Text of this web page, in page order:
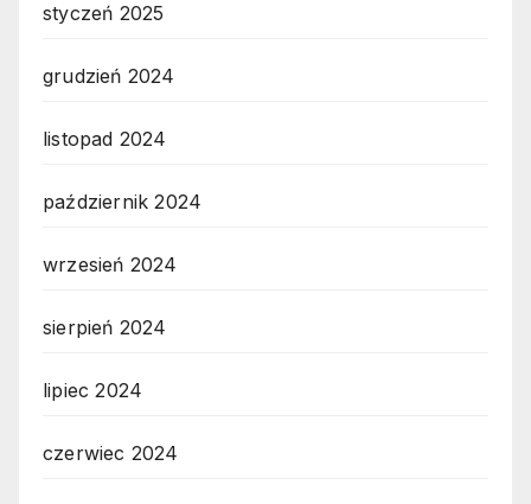
styczeń 2025
grudzień 2024
listopad 2024
październik 2024
wrzesień 2024
sierpień 2024
lipiec 2024
czerwiec 2024